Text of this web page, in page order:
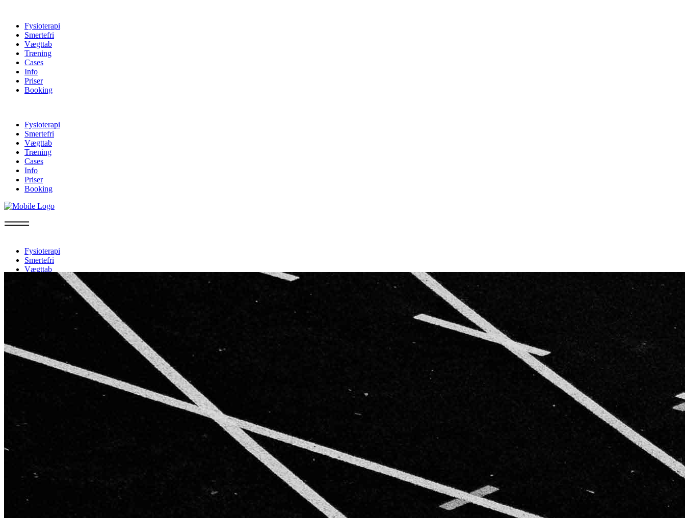
Fysioterapi
Smertefri
Vægttab
Træning
Cases
Info
Priser
Booking
Fysioterapi
Smertefri
Vægttab
Træning
Cases
Info
Priser
Booking
Fysioterapi
Smertefri
Vægttab